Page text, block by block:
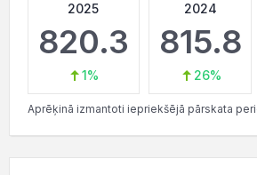
2025
820.3
1%
2024
815.8
26%
Aprēķinā izmantoti iepriekšējā pārskata